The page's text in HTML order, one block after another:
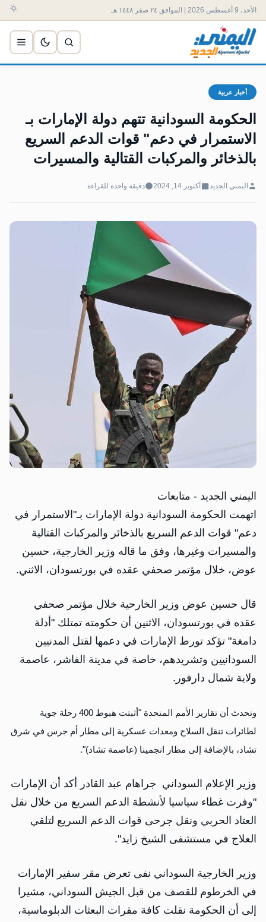
الأحد، 9 أغسطس 2026 | الموافق ٢٤ صفر ١٤٤٨ هـ
أخبار عربية
الحكومة السودانية تتهم دولة الإمارات بـ
الاستمرار في دعم" قوات الدعم السريع
بالذخائر والمركبات القتالية والمسيرات
اليمني الجديد أكتوبر 14, 2024 دقيقة واحدة للقراءة
اليمني الجديد - متابعات
اتهمت الحكومة السودانية دولة الإمارات بـ"الاستمرار في
دعم" قوات الدعم السريع بالذخائر والمركبات القتالية
والمسيرات وغيرها، وفق ما قاله وزير الخارجية، حسين
عوض، خلال مؤتمر صحفي عقده في بورتسودان، الاثني.
قال حسين عوض وزير الخارحية خلال مؤتمر صحفي
عقده في بورتسودان، الاثنين أن حكومته تمتلك "أدلة
دامغة" تؤكد تورط الإمارات في دعمها لقتل المدنيين
السودانيين وتشريدهم، خاصة في مدينة الفاشر، عاصمة
ولاية شمال دارفور.
وتحدث أن تقارير الأمم المتحدة "أثبتت هبوط 400 رحلة جوية
لطائرات تنقل السلاح ومعدات عسكرية إلى مطار أم جرس في شرق
تشاد، بالإضافة إلى مطار انجمينا (عاصمة تشاد)".
وزير الإعلام السوداني جراهام عبد القادر أكد أن الإمارات
"وفرت غطاء سياسيا لأنشطة الدعم السريع من خلال نقل
العتاد الحربي ونقل جرحى قوات الدعم السريع لتلقي
العلاج في مستشفى الشيخ زايد".
وزير الخارجية السوداني نفى تعرض مقر سفير الإمارات
في الخرطوم للقصف من قبل الجيش السوداني، مشيرا
إلى أن الحكومة نقلت كافة مقرات البعثات الدبلوماسية،